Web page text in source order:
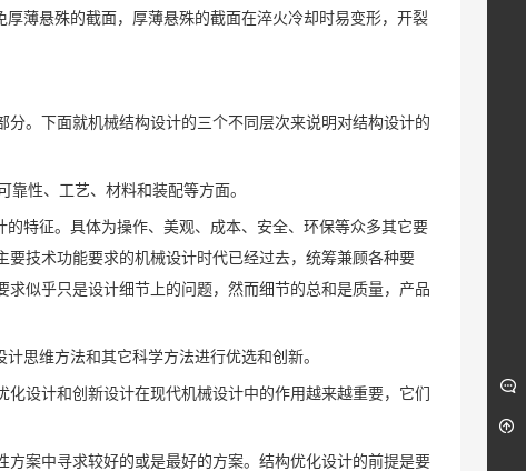
薄悬殊的截面，厚薄悬殊的截面在淬火冷却时易变形，开裂
。下面就机械结构设计的三个不同层次来说明对结构设计的
性、工艺、材料和装配等方面。
特征。具体为操作、美观、成本、安全、环保等众多其它要
技术功能要求的机械设计时代已经过去，统筹兼顾各种要
似乎只是设计细节上的问题，然而细节的总和是质量，产品
思维方法和其它科学方法进行优选和创新。
设计和创新设计在现代机械设计中的作用越来越重要，它们
案中寻求较好的或是最好的方案。结构优化设计的前提是要